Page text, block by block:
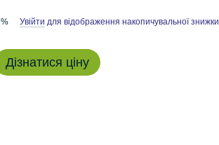
% Увійти для відображення накопичувальної знижки
Дізнатися ціну